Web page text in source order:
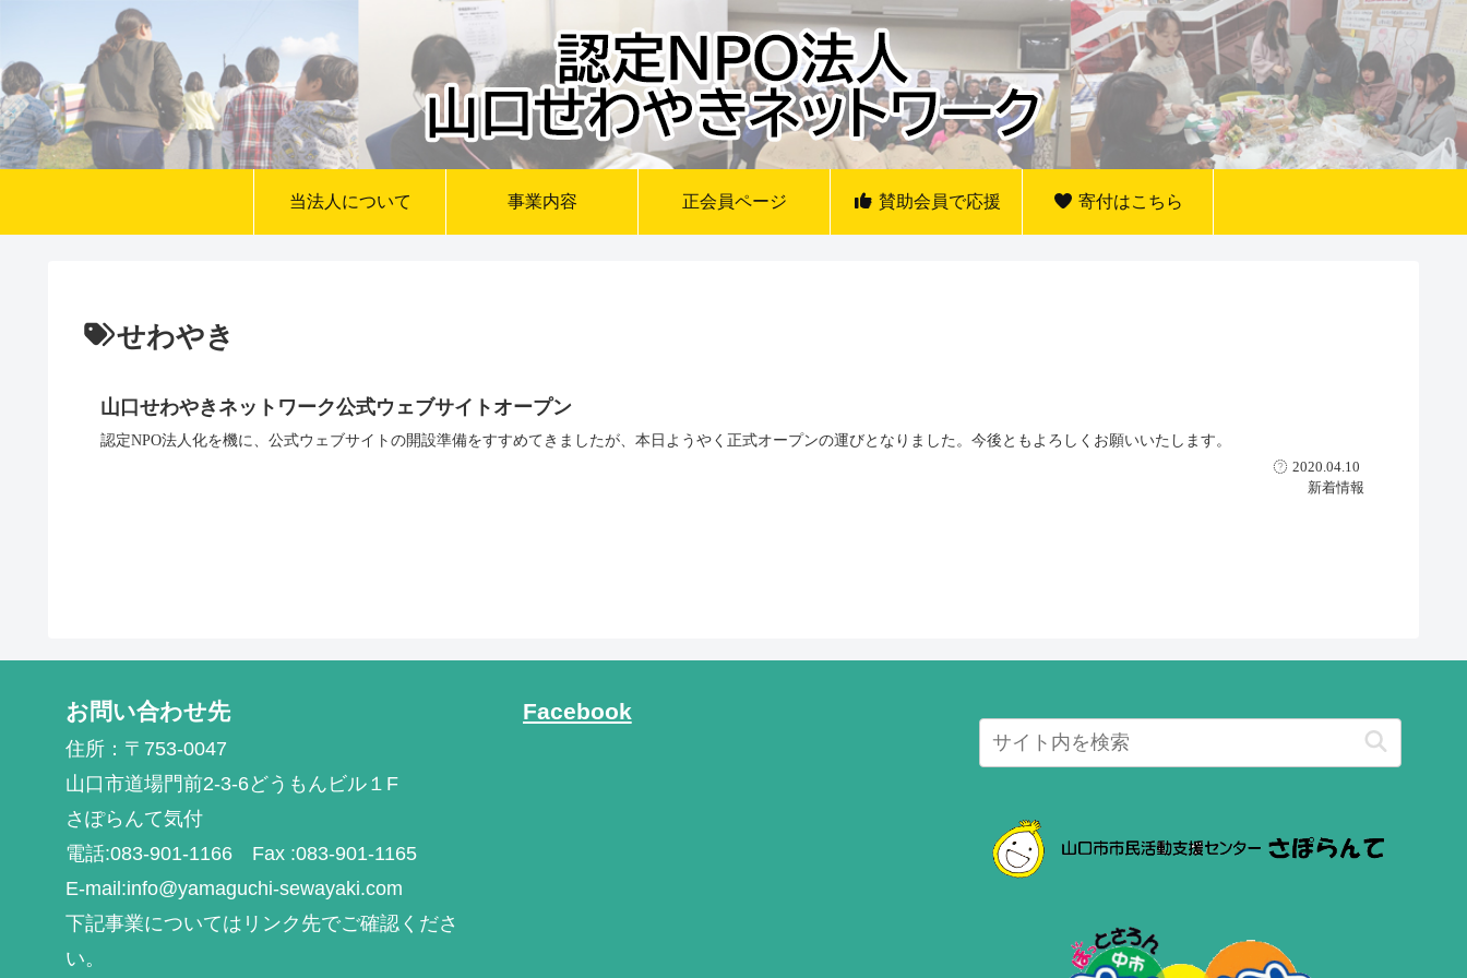
当法人について 事業内容 正会員ページ 賛助会員で応援 寄付はこちら
せわやき
山口せわやきネットワーク公式ウェブサイトオープン
認定NPO法人化を機に、公式ウェブサイトの開設準備をすすめてきましたが、本日ようやく正式オープンの運びとなりました。今後ともよろしくお願いいたします。
2020.04.10
新着情報
お問い合わせ先
住所：〒753-0047
山口市道場門前2-3-6どうもんビル１F
さぽらんて気付
電話:083-901-1166 Fax :083-901-1165
E-mail:info@yamaguchi-sewayaki.com
下記事業についてはリンク先でご確認くださ
い。
Facebook